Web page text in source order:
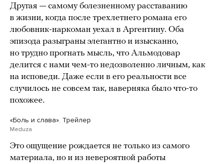
Другая — самому болезненному расставанию
в жизни, когда после трехлетнего романа его
любовник-наркоман уехал в Аргентину. Оба
эпизода разыграны элегантно и изысканно,
но трудно прогнать мысль, что Альмодовар
делится с нами чем-то недозволенно личным, как
на исповеди. Даже если в его реальности все
случилось не совсем так, наверняка было что-то
похожее.
«Боль и слава». Трейлер
Meduza
Это ощущение рождается не только из самого
материала, но и из невероятной работы